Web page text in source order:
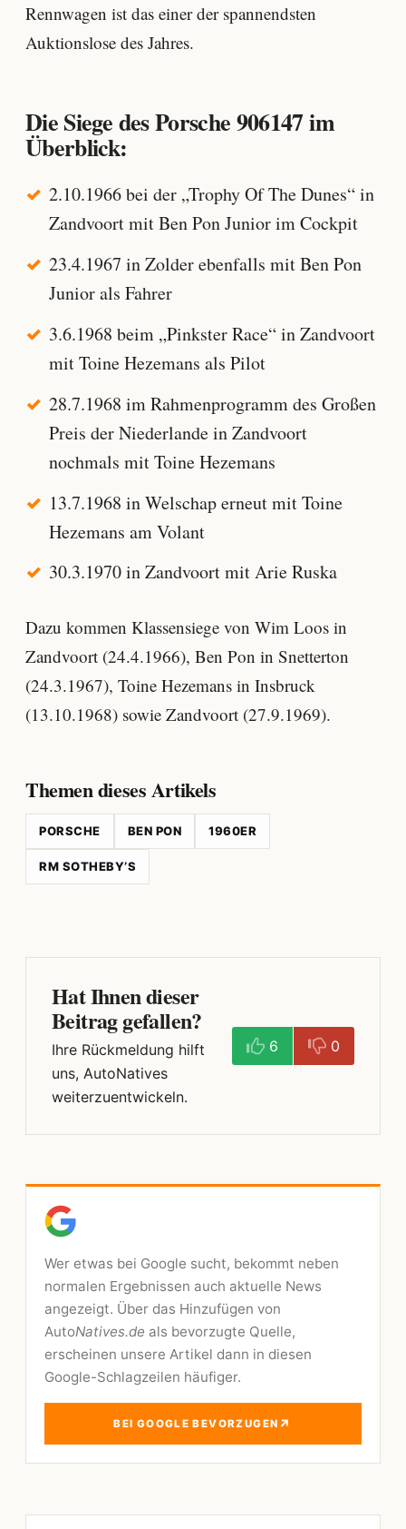
Rennwagen ist das einer der spannendsten
Auktionslose des Jahres.
Die Siege des Porsche 906147 im
Überblick:
2.10.1966 bei der „Trophy Of The Dunes“ in
Zandvoort mit Ben Pon Junior im Cockpit
23.4.1967 in Zolder ebenfalls mit Ben Pon
Junior als Fahrer
3.6.1968 beim „Pinkster Race“ in Zandvoort
mit Toine Hezemans als Pilot
28.7.1968 im Rahmenprogramm des Großen
Preis der Niederlande in Zandvoort
nochmals mit Toine Hezemans
13.7.1968 in Welschap erneut mit Toine
Hezemans am Volant
30.3.1970 in Zandvoort mit Arie Ruska
Dazu kommen Klassensiege von Wim Loos in
Zandvoort (24.4.1966), Ben Pon in Snetterton
(24.3.1967), Toine Hezemans in Insbruck
(13.10.1968) sowie Zandvoort (27.9.1969).
Themen dieses Artikels
PORSCHE BEN PON 1960ER
RM SOTHEBY’S
Hat Ihnen dieser
Beitrag gefallen?
Ihre Rückmeldung hilft
uns, AutoNatives
weiterzuentwickeln.
6 0
Wer etwas bei Google sucht, bekommt neben
normalen Ergebnissen auch aktuelle News
angezeigt. Über das Hinzufügen von
AutoNatives.de als bevorzugte Quelle,
erscheinen unsere Artikel dann in diesen
Google-Schlagzeilen häufiger.
BEI GOOGLE BEVORZUGEN ↗